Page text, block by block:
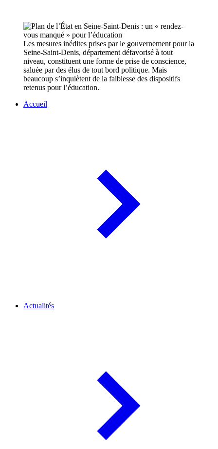
Les mesures inédites prises par le gouvernement pour la
Seine-Saint-Denis, département défavorisé à tout
niveau, constituent une forme de prise de conscience,
saluée par des élus de tout bord politique. Mais
beaucoup s’inquiètent de la faiblesse des dispositifs
retenus pour l’éducation.
Accueil
Actualités